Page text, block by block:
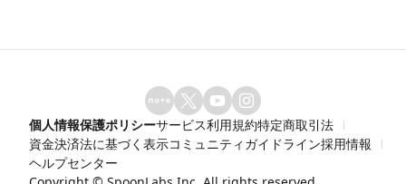
個人情報保護ポリシーサービス利用規約特定商取引法
資金決済法に基づく表示コミュニティガイドライン採用情報
ヘルプセンター